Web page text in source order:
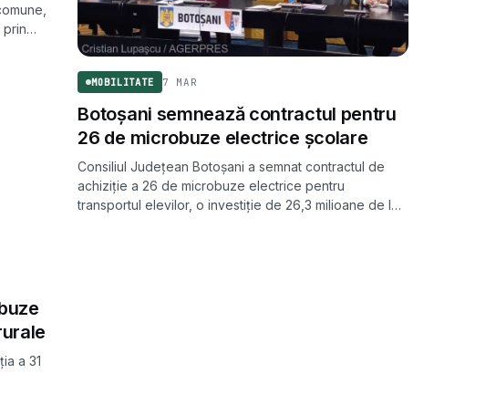
MOBILITATE 7 MAR
Botoșani semnează contractul pentru
26 de microbuze electrice școlare
Consiliul Județean Botoșani a semnat contractul de
achiziție a 26 de microbuze electrice pentru
transportul elevilor, o investiție de 26,3 milioane de lei
a 31